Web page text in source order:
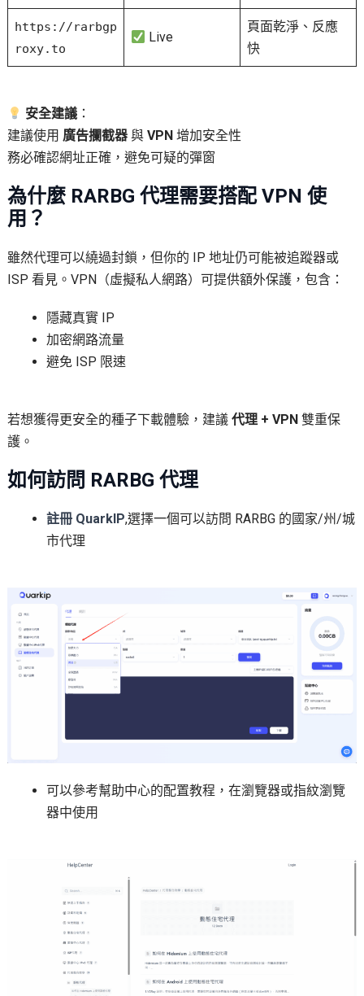
https://rarbgp
roxy.to
Live
頁面乾淨、反應
快
安全建議：
建議使用 廣告攔截器與 VPN 增加安全性
務必確認網址正確，避免可疑的彈窗
為什麼 RARBG 代理需要搭配 VPN 使
用？
雖然代理可以繞過封鎖，但你的 IP 地址仍可能被追蹤器或
ISP 看見。VPN（虛擬私人網路）可提供額外保護，包含：
隱藏真實 IP
加密網路流量
避免 ISP 限速
若想獲得更安全的種子下載體驗，建議 代理 + VPN 雙重保
護。
如何訪問 RARBG 代理
註冊 QuarkIP,選擇一個可以訪問 RARBG 的國家/州/城
市代理
可以參考幫助中心的配置教程，在瀏覽器或指紋瀏覽
器中使用